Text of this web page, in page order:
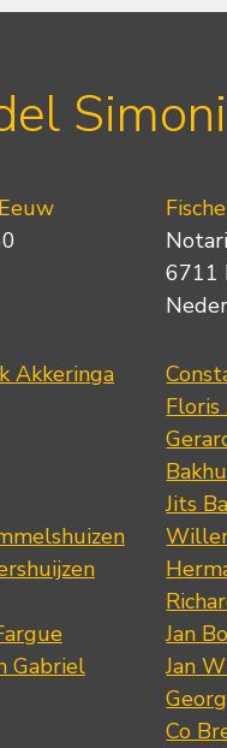
Akkeringa
Gabriel
6711
Floris
Jits
Jan
Jan
Co